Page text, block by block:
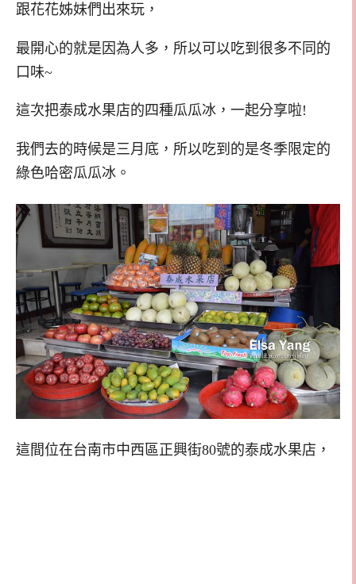
跟花花姊妹們出來玩，
最開心的就是因為人多，所以可以吃到很多不同的
口味~
這次把泰成水果店的四種瓜瓜冰，一起分享啦!
我們去的時候是三月底，所以吃到的是冬季限定的
綠色哈密瓜瓜冰。
這間位在台南市中西區正興街80號的泰成水果店，